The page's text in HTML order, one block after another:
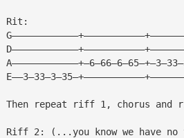
Rit:
Then repeat riff 1, chorus and
Riff 2: (...you know we have